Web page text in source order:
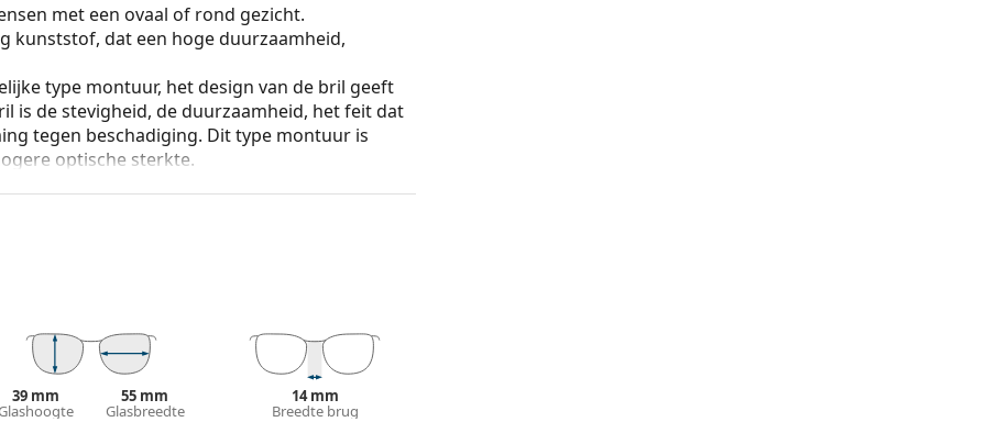
met een ovaal of rond gezicht.
kunststof, dat een hoge duurzaamheid,
type montuur, het design van de bril geeft
is de stevigheid, de duurzaamheid, het feit dat
tegen beschadiging. Dit type montuur is
optische sterkte.
de koker en het ontwerp kunnen variëren.
van een doekje.
gebruik.
39 mm 55 mm
Glasbreedte
14 mm
Breedte brug